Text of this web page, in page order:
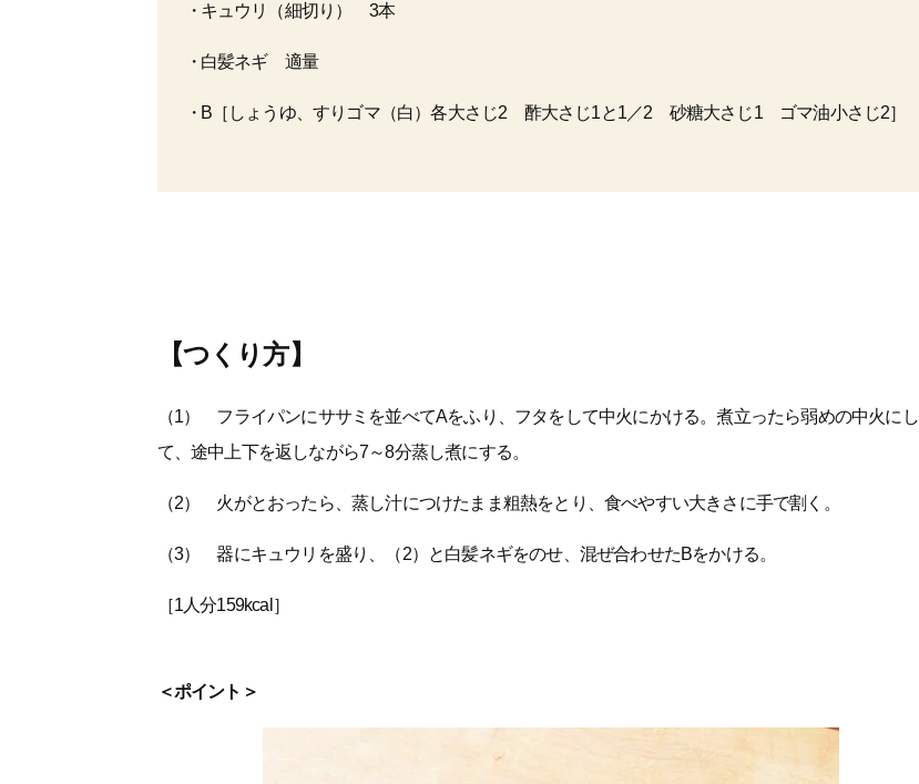
キュウリ（細切り） 3本
白髪ネギ 適量
B［しょうゆ、すりゴマ（白）各大さじ2 酢大さじ1と1／2 砂糖大さじ1 ゴマ油小さじ2］
【つくり方】
（1） フライパンにササミを並べてAをふり、フタをして中火にかける。煮立ったら弱めの中火にし
て、途中上下を返しながら7～8分蒸し煮にする。
（2） 火がとおったら、蒸し汁につけたまま粗熱をとり、食べやすい大きさに手で割く。
（3） 器にキュウリを盛り、（2）と白髪ネギをのせ、混ぜ合わせたBをかける。
［1人分159kcal］
＜ポイント＞